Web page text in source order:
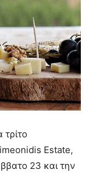
τρίτο
Estate,
23 και την